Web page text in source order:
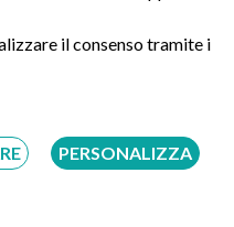
il consenso tramite i
PERSONALIZZA
entro 4 ore lavorative: